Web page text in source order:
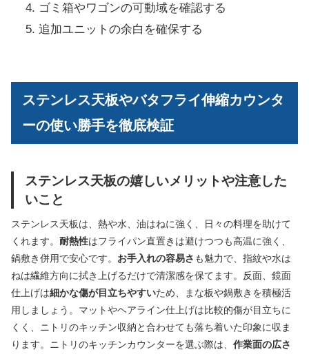
ゴミ箱やワゴンの可動域を確認する
追加ユニットの余白を確保する
ステンレス天板やバタフライ伸縮カウンタ
ーの使い勝手を徹底検証
ステンレス天板の嬉しいメリットや注意した
いこと
ステンレス天板は、熱や水、油はねに強く、日々の料理を助けて
くれます。 耐熱性はフライパン直置きは避けつつも高温に強く、
鍋敷き併用で安心です。 お手入れの容易さ も魅力で、指紋や水は
ねは繊維方向に拭き上げるだけで清潔感を保てます。反面、鏡面
仕上げは細かな傷が目立ちやすいため、まな板や鍋敷きを積極活
用しましょう。マットやヘアライン仕上げは比較的傷が目立ちに
くく、ニトリのキッチン収納と合わせても落ち着いた印象に収ま
ります。ニトリのキッチンカウンターを選ぶ際は、 作業面の広さ